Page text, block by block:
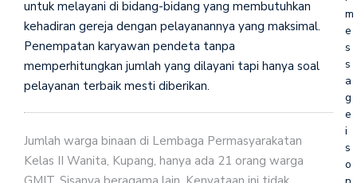
untuk melayani di bidang-bidang yang membutuhkan
kehadiran gereja dengan pelayanannya yang maksimal.
Penempatan karyawan pendeta tanpa
memperhitungkan jumlah yang dilayani tapi hanya soal
pelayanan terbaik mesti diberikan.
Jumlah warga binaan di Lembaga Permasyarakatan
Kelas II Wanita, Kupang, hanya ada 21 orang warga
m
e
s
s
a
g
e
i
s
o